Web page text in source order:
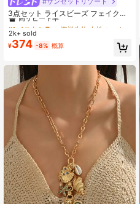
4.92 36K フォロワー
3点セット ライスビーズ フェイクパ
ール ゴールド スターフィッシュ&シ
ェル ネックレス、ハンドメイド ミニ
マリスト ジュエリー レディース、デ
イリーウェアとビーチバケーション
高リピート率
#1 ベストセラー
高リピート率
#1 ベストセラー
高リピート率
#1 ベストセラー
2k+ sold
¥374 -8% 概算